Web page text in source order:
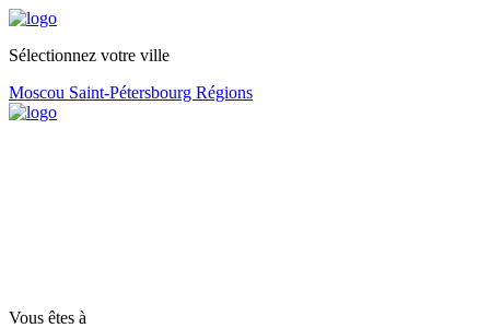
Sélectionnez votre ville
Moscou Saint-Pétersbourg Régions
Vous êtes à